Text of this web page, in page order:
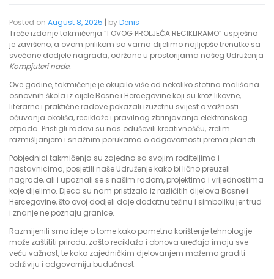
Posted on August 8, 2025 | byDenis
Treće izdanje takmičenja “I OVOG PROLJEĆA RECIKLIRAMO” uspješno
je završeno, a ovom prilikom sa vama dijelimo najljepše trenutke sa
svečane dodjele nagrada, održane u prostorijama našeg Udruženja
Kompjuteri nade.
Ove godine, takmičenje je okupilo više od nekoliko stotina mališana
osnovnih škola iz cijele Bosne i Hercegovine koji su kroz likovne,
literarne i praktične radove pokazali izuzetnu svijest o važnosti
očuvanja okoliša, reciklaže i pravilnog zbrinjavanja elektronskog
otpada. Pristigli radovi su nas oduševili kreativnošću, zrelim
razmišljanjem i snažnim porukama o odgovornosti prema planeti.
Pobjednici takmičenja su zajedno sa svojim roditeljima i
nastavnicima, posjetili naše Udruženje kako bi lično preuzeli
nagrade, ali i upoznali se s našim radom, projektima i vrijednostima
koje dijelimo. Djeca su nam pristizala iz različitih dijelova Bosne i
Hercegovine, što ovoj dodjeli daje dodatnu težinu i simboliku jer trud
i znanje ne poznaju granice.
Razmijenili smo ideje o tome kako pametno korištenje tehnologije
može zaštititi prirodu, zašto reciklaža i obnova uređaja imaju sve
veću važnost, te kako zajedničkim djelovanjem možemo graditi
održiviju i odgovorniju budućnost.